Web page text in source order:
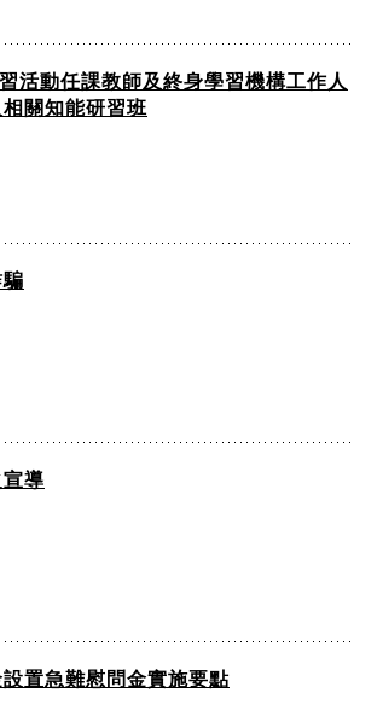
活動任課教師及終身學習機構工作人
關知能研習班
導
置急難慰問金實施要點